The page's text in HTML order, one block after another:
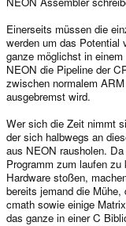
Einerseits müssen die
werden um das Potential
ganze möglichst in
NEON die Pipeline der
zwischen normalem
ausgebremst wird.
Wer sich die Zeit nimmt
der sich halbwegs an
aus NEON rausholen.
Programm zum laufen zu
Hardware stoßen,
bereits jemand die
cmath sowie einige
das ganze in einer C